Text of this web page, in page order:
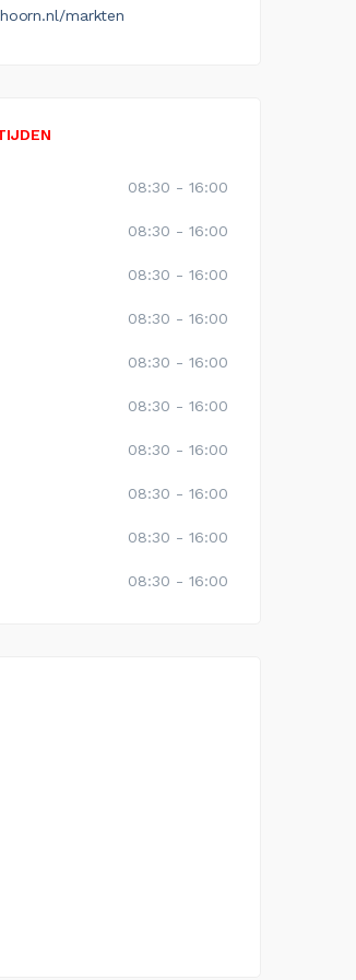
markten
08:30 - 16:00
08:30 - 16:00
08:30 - 16:00
08:30 - 16:00
08:30 - 16:00
08:30 - 16:00
08:30 - 16:00
08:30 - 16:00
08:30 - 16:00
08:30 - 16:00